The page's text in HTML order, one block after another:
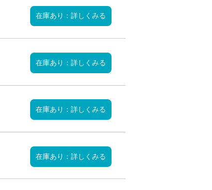
在庫あり：詳しくみる
在庫あり：詳しくみる
在庫あり：詳しくみる
在庫あり：詳しくみる